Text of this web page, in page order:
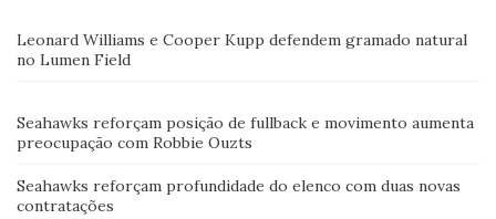
Leonard Williams e Cooper Kupp defendem gramado natural
no Lumen Field
Seahawks reforçam posição de fullback e movimento aumenta
preocupação com Robbie Ouzts
Seahawks reforçam profundidade do elenco com duas novas
contratações